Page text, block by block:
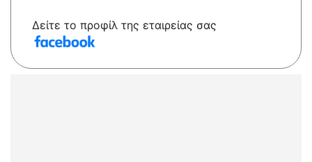
Δείτε το προφίλ της εταιρείας σας